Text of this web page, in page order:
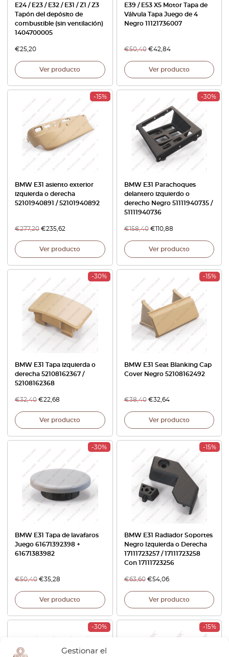
Gestionar el
E24 / E23 / E32 / E31 / Z1 / Z3
Tapón del depósito de
combustible (sin ventilación)
1404700005
€25,20
Ver producto
E39 / E53 X5 Motor Tapa de
Válvula Tapa Juego de 4
Negro 11121736007
€50,40 €42,84
Ver producto
-15%
BMW E31 asiento exterior
izquierda o derecha
52101940891 / 52101940892
€277,20 €235,62
Ver producto
-30%
BMW E31 Parachoques
delantero izquierdo o
derecho Negro 51111940735 /
51111940736
€158,40 €110,88
Ver producto
-30%
BMW E31 Tapa izquierda o
derecha 52108162367 /
52108162368
€32,40 €22,68
Ver producto
-15%
BMW E31 Seat Blanking Cap
Cover Negro 52108162492
€38,40 €32,64
Ver producto
-30%
BMW E31 Tapa de lavafaros
Juego 61671392398 +
61671383982
€50,40 €35,28
Ver producto
-15%
BMW E31 Radiador Soportes
Negro Izquierda o Derecha
17111723257 / 17111723258
Con 17111723256
€63,60 €54,06
Ver producto
-30% -15%